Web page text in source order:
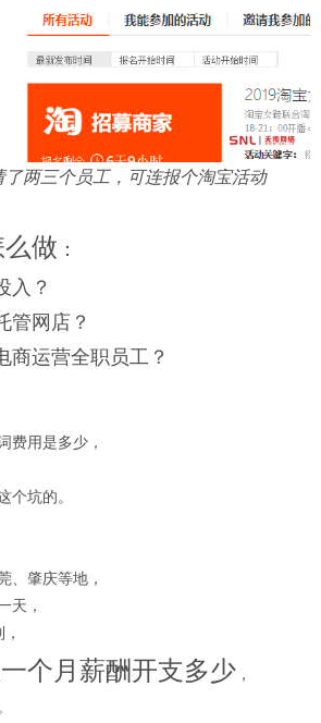
两三个员工，可连报个淘宝活动
做 ：
入？
管网店？
商运营全职员工？
费用是多少，
个坑的。
、肇庆等地，
天，
个月薪酬开支多少 ，